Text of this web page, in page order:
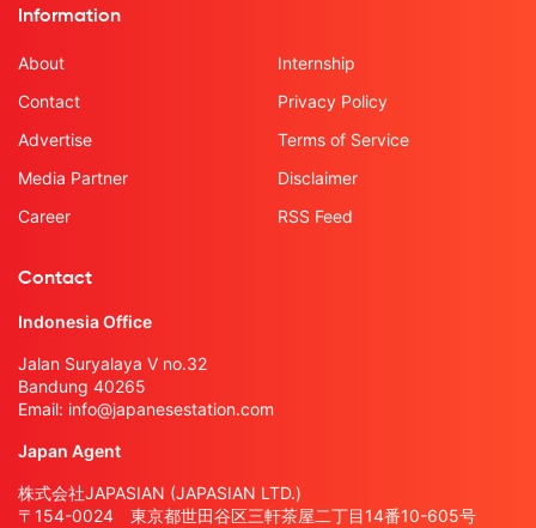
Information
About
Contact
Advertise
Media Partner
Career
Internship
Privacy Policy
Terms of Service
Disclaimer
RSS Feed
Contact
Indonesia Office
Jalan Suryalaya V no.32
Bandung 40265
Email: info@japanesestation.com
Japan Agent
株式会社JAPASIAN (JAPASIAN LTD.)
〒154-0024 東京都世田谷区三軒茶屋二丁目14番10-605号